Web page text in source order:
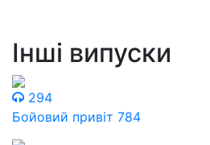
Інші випуски
294
Бойовий привіт 784